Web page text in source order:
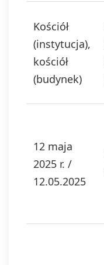
Kościół
(instytucja),
kościół
(budynek)
12 maja
2025 r. /
12.05.2025